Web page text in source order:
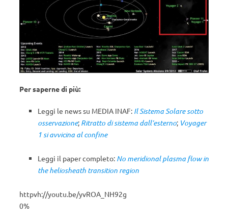
Per saperne di più:
Leggi le news su MEDIA INAF: Il Sistema Solare sotto
osservazione; Ritratto di sistema dall’esterno; Voyager
1 si avvicina al confine
Leggi il paper completo: No meridional plasma flow in
the heliosheath transition region
httpvh://youtu.be/yvROA_NH92g
0%